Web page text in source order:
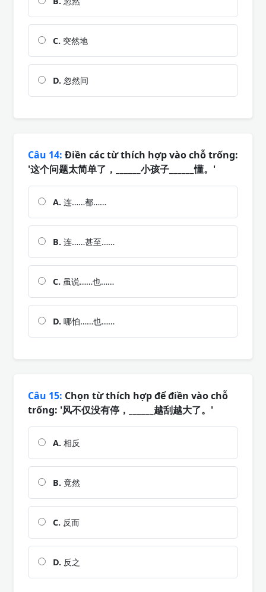
C. 突然地
D. 忽然间
Câu 14: Điền các từ thích hợp vào chỗ trống:
'这个问题太简单了，______小孩子______懂。'
A. 连……都……
B. 连……甚至……
C. 虽说……也……
D. 哪怕……也……
Câu 15: Chọn từ thích hợp để điền vào chỗ
trống: '风不仅没有停，______越刮越大了。'
A. 相反
B. 竟然
C. 反而
D. 反之